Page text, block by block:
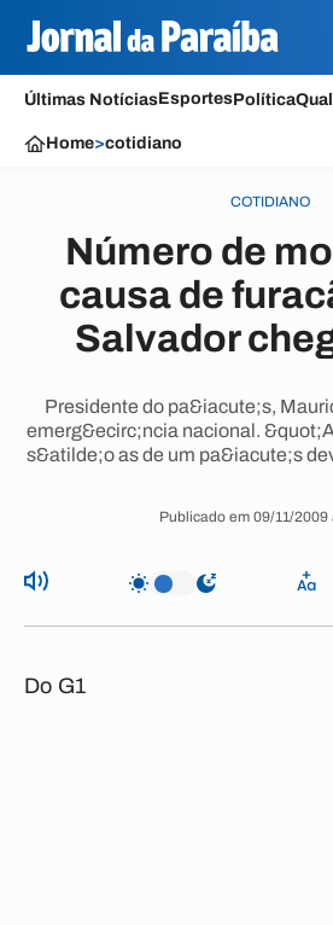
Últimas NotíciasEsportesPolítica
Home>cotidiano
COTIDIANO
Número de
causa de
Salvador
Presidente do pa&iacute;s,
emerg&ecirc;ncia nacional.
s&atilde;o as de um pa&iacute;s
Publicado em 09/11/2009
Do G1